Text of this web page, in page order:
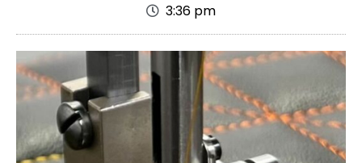
3:36 pm